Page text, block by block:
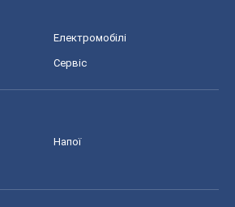
Електромобілі
Сервіс
Напої